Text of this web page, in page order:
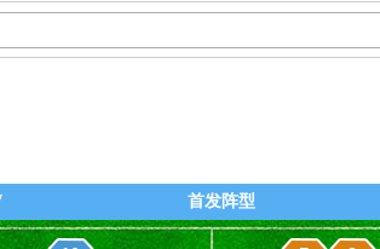
进球 - 本克蒂布(比利时U17)
U17换人，巴托拉↑ 蒂耶希↓
黄牌，裁判出示了本场比赛的
给了比利时U17
首发阵型